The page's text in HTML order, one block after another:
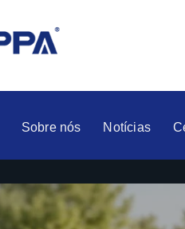
Sobre nós Notícias